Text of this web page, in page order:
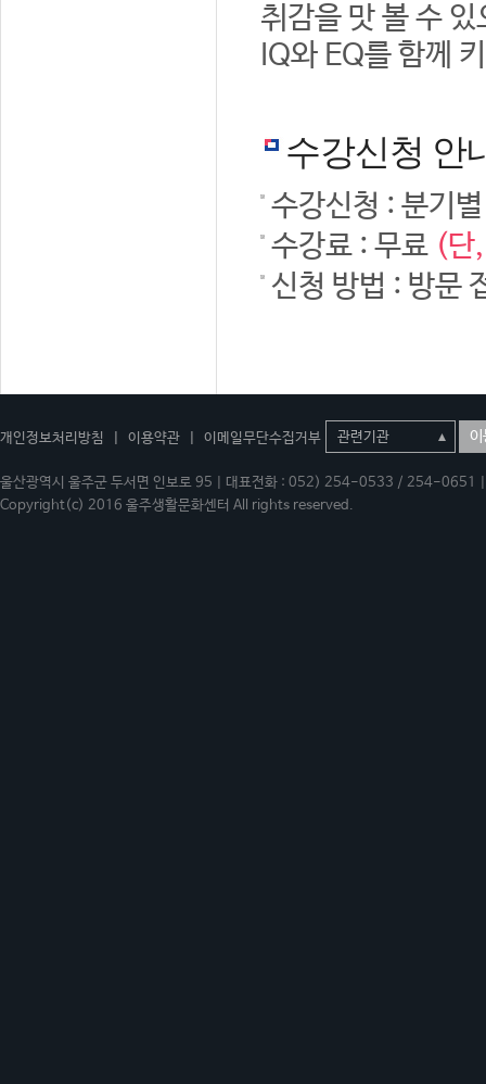
취감을 맛 볼 수 있
IQ와 EQ를 함께
수강신청 안
수강신청 : 분기
수강료 : 무료 (단
신청 방법 : 방문
개인정보처리방침 이용약관 이메일무단수집거부 이
울산광역시 울주군 두서면 인보로 95 | 대표전화 : 052) 254-0533 / 254-
Copyright(c) 2016 울주생활문화센터 All rights reserved.